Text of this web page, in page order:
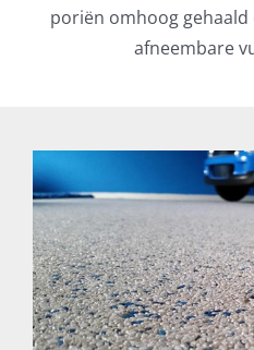
poriën omhoog
afneembare